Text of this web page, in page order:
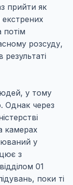
прийти як
екстрених
потім
розсуду,
у тому
Однак через
камерах
у
з
01
поки ті